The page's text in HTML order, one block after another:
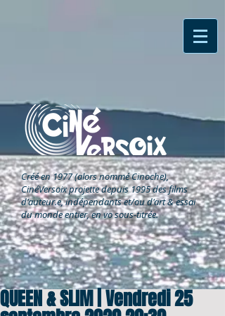
Créé en 1977 (alors nommé Cinoche),
CinéVersoixprojette depuis 1995 des films
d'auteur.e, indépendants et/ou d'art & essai
du monde entier, en vo sous-titrée.
QUEEN & SLIM | Vendredi 25